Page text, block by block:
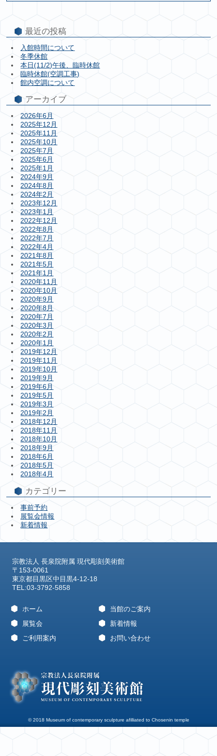
最近の投稿
入館時間について
冬季休館
本日(11/2)午後、臨時休館
臨時休館(空調工事)
館内空調について
アーカイブ
2026年6月
2025年12月
2025年11月
2025年10月
2025年7月
2025年6月
2025年1月
2024年9月
2024年8月
2024年2月
2023年12月
2023年1月
2022年12月
2022年8月
2022年7月
2022年4月
2021年8月
2021年5月
2021年1月
2020年11月
2020年10月
2020年9月
2020年8月
2020年7月
2020年3月
2020年2月
2020年1月
2019年12月
2019年11月
2019年10月
2019年9月
2019年6月
2019年5月
2019年3月
2019年2月
2018年12月
2018年11月
2018年10月
2018年9月
2018年6月
2018年5月
2018年4月
カテゴリー
事前予約
展覧会情報
新着情報
宗教法人 長泉院附属 現代彫刻美術館
〒153-0061
東京都目黒区中目黒4-12-18
TEL:03-3792-5858
ホーム
当館のご案内
展覧会
新着情報
ご利用案内
お問い合わせ
© 2018 Museum of contemporary sculpture afilliated to Chosenin temple